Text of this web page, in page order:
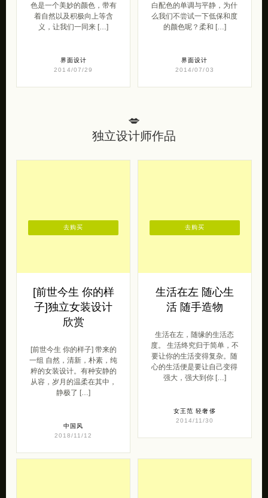
色是一个美妙的颜色，带有
着自然以及积极向上等含
义，让我们一同来 […]
界面设计
2014/07/29
白配色的单调与平静，为什
么我们不尝试一下低保和度
的颜色呢？柔和 […]
界面设计
2014/07/03
💋
独立设计师作品
[前世今生 你的样
子]独立女装设计
欣赏
[前世今生 你的样子] 带来的
一组 自然，清新，朴素，纯
粹的女装设计。有种安静的
从容，岁月的温柔在其中，
静极了 […]
中国风
2018/11/12
去购买
生活在左 随心生
活 随手造物
生活在左，随缘的生活态
度。 生活终究归于简单，不
要让你的生活变得复杂。随
心的生活便是要让自己变得
强大，强大到你 […]
女王范 轻奢侈
2014/11/30
去购买